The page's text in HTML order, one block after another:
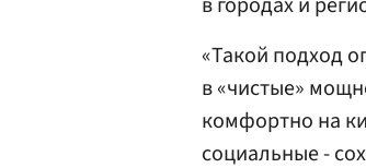
«Такой подход
в «чистые»
комфортно на
социальные -